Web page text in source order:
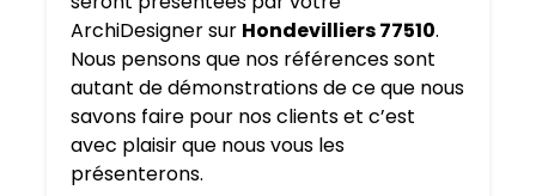
ArchiDesigner sur Hondevilliers 77510.
Nous pensons que nos références sont
autant de démonstrations de ce que nous
savons faire pour nos clients et c’est
avec plaisir que nous vous les
présenterons.